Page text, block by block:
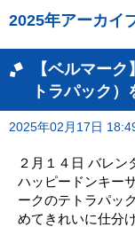
2025年アーカイ
【ベルマー
トラパック
2025年02月17日
２月１４日 バレン
ハッピードンキー
ークのテトラパッ
めてきれいに仕分